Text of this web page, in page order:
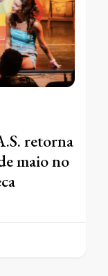
retorna
maio no